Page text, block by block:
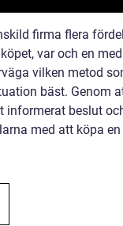
firma flera
var och en
vilken metod
bäst. Genom
informerat beslut
med att köpa